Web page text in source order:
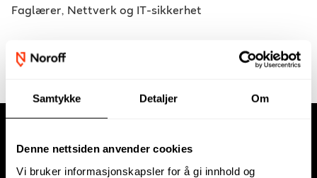
Samtykke Detaljer Om
Denne nettsiden anvender cookies
Vi bruker informasjonskapsler for å gi innhold og
Faglærer, Nettverk og IT-sikkerhet